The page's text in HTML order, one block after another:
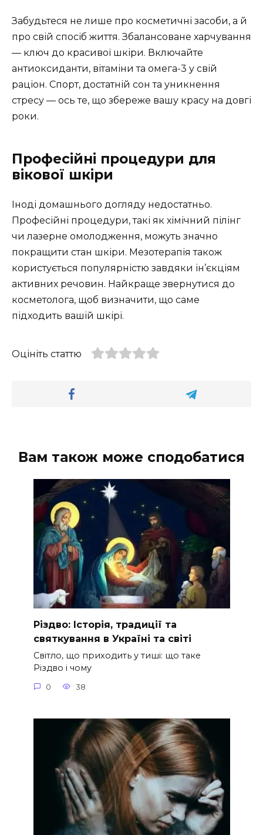
Забудьтеся не лише про косметичні засоби, а й
про свій спосіб життя. Збалансоване харчування
— ключ до красивої шкіри. Включайте
антиоксиданти, вітаміни та омега-3 у свій
раціон. Спорт, достатній сон та уникнення
стресу — ось те, що збереже вашу красу на довгі
роки.
Професійні процедури для
вікової шкіри
Іноді домашнього догляду недостатньо.
Професійні процедури, такі як хімічний пілінг
чи лазерне омолодження, можуть значно
покращити стан шкіри. Мезотерапія також
користується популярністю завдяки ін’єкціям
активних речовин. Найкраще звернутися до
косметолога, щоб визначити, що саме
підходить вашій шкірі.
Оцініть статтю
Вам також може сподобатися
Різдво: Історія, традиції та
святкування в Україні та світі
Світло, що приходить у тиші: що таке
Різдво і чому
0 38